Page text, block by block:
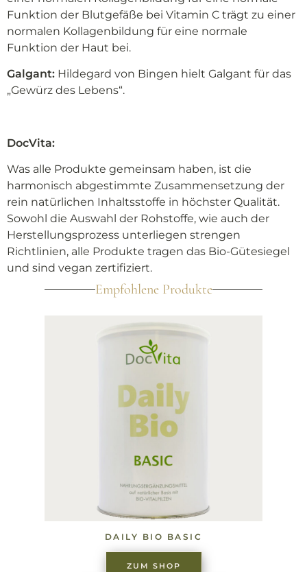
Funktion der Blutgefäße bei Vitamin C trägt zu einer
normalen Kollagenbildung für eine normale
Funktion der Haut bei.
Galgant: Hildegard von Bingen hielt Galgant für das
„Gewürz des Lebens“.
DocVita:
Was alle Produkte gemeinsam haben, ist die
harmonisch abgestimmte Zusammensetzung der
rein natürlichen Inhaltsstoffe in höchster Qualität.
Sowohl die Auswahl der Rohstoffe, wie auch der
Herstellungsprozess unterliegen strengen
Richtlinien, alle Produkte tragen das Bio-Gütesiegel
und sind vegan zertifiziert.
Empfohlene Produkte
DAILY BIO BASIC
ZUM SHOP